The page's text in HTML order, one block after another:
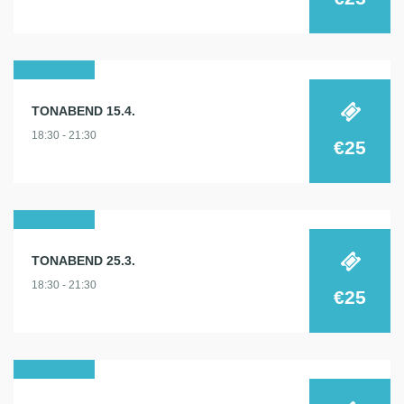
2026
TONABEND 15.4.
18:30 - 21:30
€25
2026
TONABEND 25.3.
18:30 - 21:30
€25